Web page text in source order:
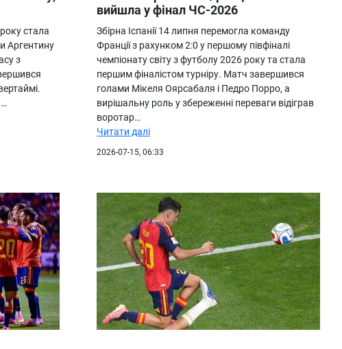
стала
Аргентину
з
вийшла у фінал ЧС-2026
Збірна Іспанії 14 липня перемогла команду
Франції з рахунком 2:0 у першому півфіналі
чемпіонату світу з футболу 2026 року та стала
першим фіналістом турніру. Матч завершився
голами Мікеля Оярсабаля і Педро Порро, а
вирішальну роль у збереженні переваги відіграв
воротар…
Читати далі
2026-07-15, 06:33